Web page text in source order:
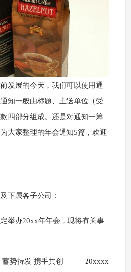
发展的今天，我们可以使用通
知一般由标题、主送单位（受
四部分组成。还是对通知一筹
大家整理的年会通知5篇，欢迎
下属各子公司：
举办20xx年年会，现将有关事
蓄势待发 携手共创———20xxxx